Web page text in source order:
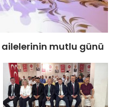
mutlu günü